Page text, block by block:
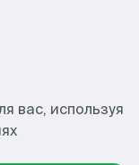
вас, используя